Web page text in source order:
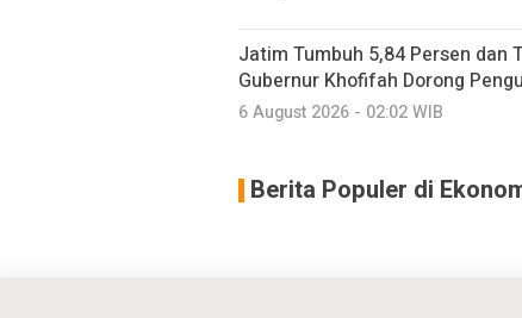
Jatim Tumbuh 5,84 Persen dan
Gubernur Khofifah Dorong
6 August 2026 - 02:02 WIB
Berita Populer di